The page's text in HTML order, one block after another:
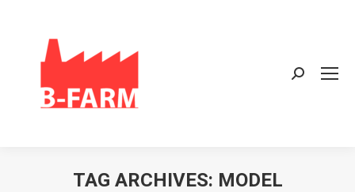
Search:
TAG ARCHIVES: MODEL